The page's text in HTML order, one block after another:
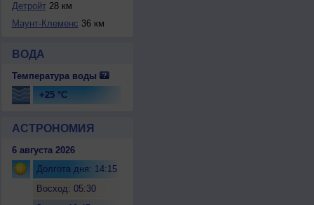
Детройт28 км
Маунт-Клеменс 36 км
ВОДА
Температура воды
+25 °C
АСТРОНОМИЯ
6 августа 2026
Долгота дня: 14:15
Восход: 05:30